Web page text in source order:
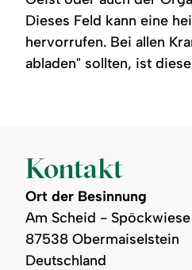
Dieses Feld kann eine
hervorrufen. Bei allen
abladen" sollten, ist
Kontakt
Ort der Besinnung
Am Scheid - Spöckwiese
87538 Obermaiselstein
Deutschland